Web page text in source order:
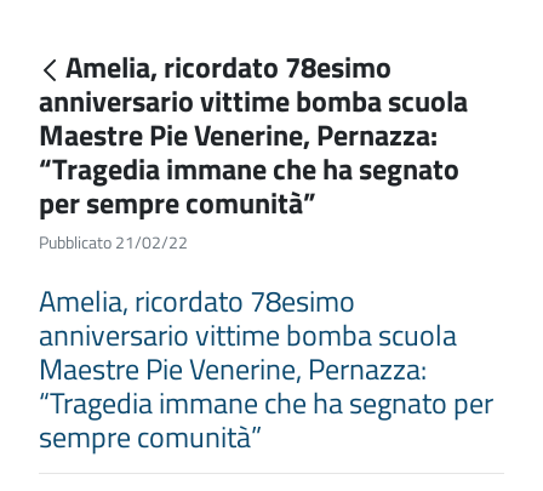
Amelia, ricordato 78esimo
anniversario vittime bomba scuola
Maestre Pie Venerine, Pernazza:
“Tragedia immane che ha segnato
per sempre comunità”
Pubblicato 21/02/22
Amelia, ricordato 78esimo
anniversario vittime bomba scuola
Maestre Pie Venerine, Pernazza:
“Tragedia immane che ha segnato per
sempre comunità”